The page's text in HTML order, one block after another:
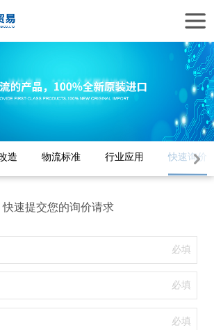
造 物流标准 行业应用 快速询价
快速提交您的询价请求
必填
必填
必填